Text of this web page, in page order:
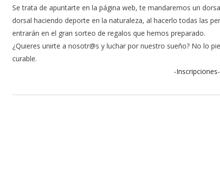
Se trata de apuntarte en la página web, te mandaremos un
dorsal haciendo deporte en la naturaleza, al hacerlo todas las
entrarán en el gran sorteo de regalos que hemos preparado.
¿Quieres unirte a nosotr@s y luchar por nuestro sueño? No lo
curable.
-Inscripciones-